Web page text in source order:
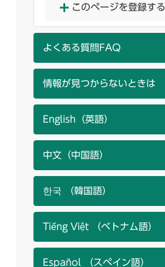
このページを登録する
よくある質問FAQ
情報が見つからないときは
English（英語）
中文（中国語）
한국 （韓国語）
Tiếng Việt （ベトナム語）
Español （スペイン語）